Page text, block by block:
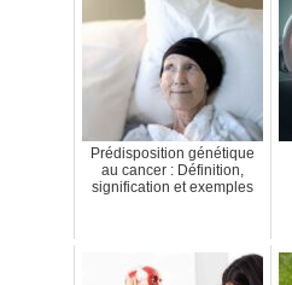
Prédisposition génétique
au cancer : Définition,
signification et exemples